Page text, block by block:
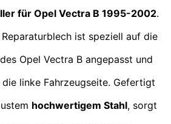
für Opel Vectra B 1995-2002.
ist speziell auf die
des Opel Vectra B angepasst und
linke Fahrzeugseite. Gefertigt
hochwertigem Stahl, sorgt